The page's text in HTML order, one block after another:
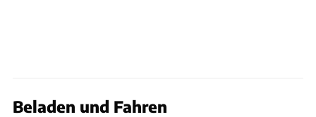
Beladen und Fahren